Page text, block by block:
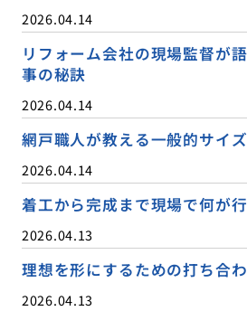
2026.04.14
リフォーム会社の現場監督が
事の秘訣
2026.04.14
網戸職人が教える一般的サイ
2026.04.14
着工から完成まで現場で何が
2026.04.13
理想を形にするための打ち合
2026.04.13